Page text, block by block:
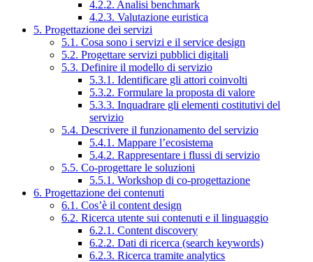
4.2.2. Analisi benchmark
4.2.3. Valutazione euristica
5. Progettazione dei servizi
5.1. Cosa sono i servizi e il service design
5.2. Progettare servizi pubblici digitali
5.3. Definire il modello di servizio
5.3.1. Identificare gli attori coinvolti
5.3.2. Formulare la proposta di valore
5.3.3. Inquadrare gli elementi costitutivi del
servizio
5.4. Descrivere il funzionamento del servizio
5.4.1. Mappare l’ecosistema
5.4.2. Rappresentare i flussi di servizio
5.5. Co-progettare le soluzioni
5.5.1. Workshop di co-progettazione
6. Progettazione dei contenuti
6.1. Cos’è il content design
6.2. Ricerca utente sui contenuti e il linguaggio
6.2.1. Content discovery
6.2.2. Dati di ricerca (search keywords)
6.2.3. Ricerca tramite analytics